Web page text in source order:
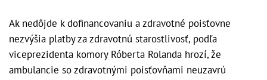
Ak nedôjde k dofinancovaniu a zdravotné poisťovne
nezvýšia platby za zdravotnú starostlivosť, podľa
viceprezidenta komory Róberta Rolanda hrozí, že
ambulancie so zdravotnými poisťovňami neuzavrú